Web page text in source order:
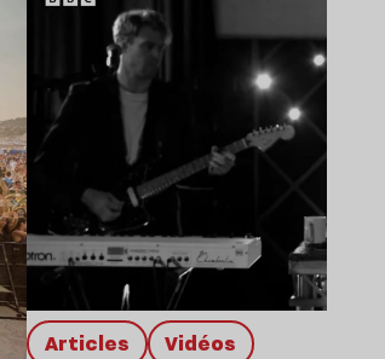
Articles Vidéos